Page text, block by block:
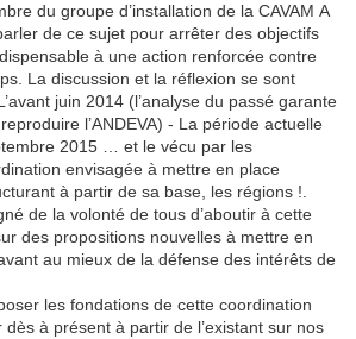
du groupe d’installation de la CAVAM A
de ce sujet pour arrêter des objectifs
à une action renforcée contre
La discussion et la réflexion se sont
juin 2014 (l’analyse du passé garante
l’ANDEVA) - La période actuelle
2015 … et le vécu par les
envisagée à mettre en place
à partir de sa base, les régions !.
de la volonté de tous d’aboutir à cette
des propositions nouvelles à mettre en
au mieux de la défense des intérêts de
les fondations de cette coordination
à présent à partir de l’existant sur nos